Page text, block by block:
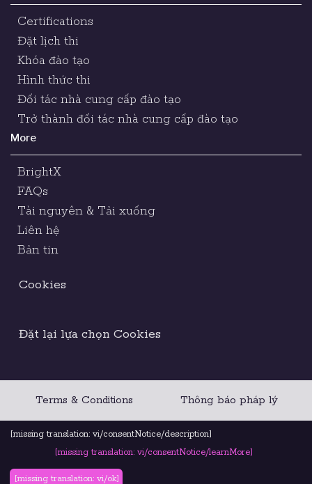
Certifications
Đặt lịch thi
Khóa đào tạo
Hình thức thi
Đối tác nhà cung cấp đào tạo
Trở thành đối tác nhà cung cấp đào tạo
More
BrightX
FAQs
Tài nguyên & Tải xuống
Liên hệ
Bản tin
Cookies
Đặt lại lựa chọn Cookies
Terms & Conditions Thông báo pháp lý
Bộ quy tắc đạo đức
Chính sách quyền riêng tư
[missing translation: vi/consentNotice/description]
[missing translation: vi/consentNotice/learnMore]
[missing translation: vi/ok]